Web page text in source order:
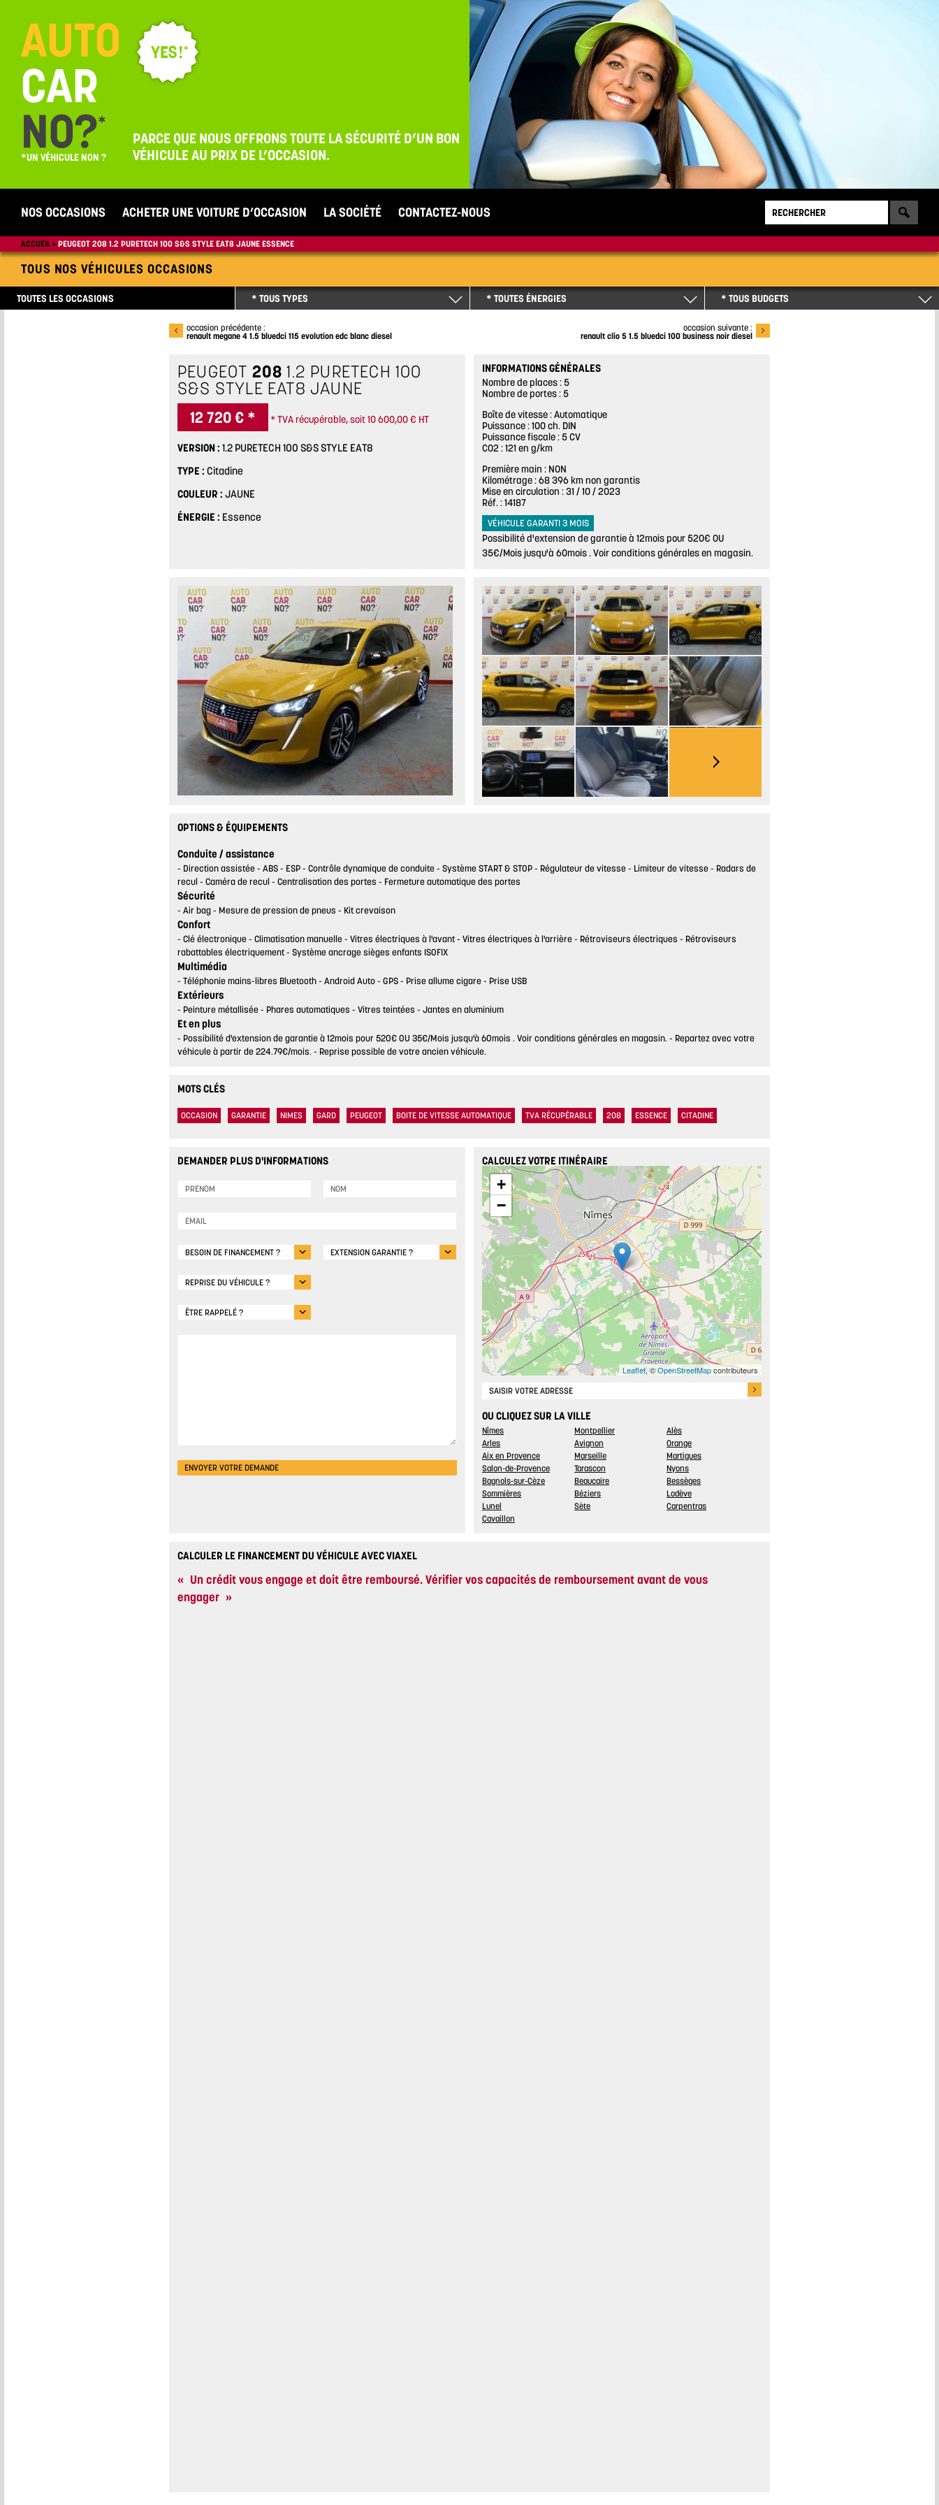
*UN VÉHICULE NON ?
PARCE QUE NOUS OFFRONS TOUTE LA SÉCURITÉ D’UN BON
VÉHICULE AU PRIX DE L’OCCASION.
NOS OCCASIONS ACHETER UNE VOITURE D’OCCASION LA SOCIÉTÉ CONTACTEZ-NOUS
ACCUEIL PEUGEOT 208 1.2 PURETECH 100 S&S STYLE EAT8 JAUNE ESSENCE
TOUS NOS VÉHICULES OCCASIONS
TOUTES LES OCCASIONS * TOUS TYPES * TOUTES ÉNERGIES * TOUS BUDGETS
occasion précédente :
renault megane 4 1.5 bluedci 115 evolution edc blanc diesel
occasion suivante :
renault clio 5 1.5 bluedci 100 business noir diesel
PEUGEOT 208 1.2 PURETECH 100
S&S STYLE EAT8 JAUNE
12 720 € * * TVA récupérable, soit 10 600,00 € HT
VERSION 1.2 PURETECH 100 S&S STYLE EAT8
TYPE
Citadine
COULEUR
JAUNE
ÉNERGIE
Essence
INFORMATIONS GÉNÉRALES
Nombre de places 5
Nombre de portes 5
Boîte de vitesse Automatique
Puissance 100 ch. DIN
Puissance fiscale 5 CV
CO2
121 en g/km
Première main
NON
Kilométrage 68 396 km non garantis
Mise en circulation
31 / 10 / 2023
Réf.
14187
VÉHICULE GARANTI 3 MOIS
Possibilité d'extension de garantie à 12mois pour 520€ OU
35€/Mois jusqu'à 60mois . Voir conditions générales en magasin.
OPTIONS & ÉQUIPEMENTS
Conduite / assistance
Direction assistée ABS ESP Contrôle dynamique de conduite Système START & STOP Régulateur de vitesse Limiteur de vitesse
Radars de
recul
Caméra de recul Centralisation des portes Fermeture automatique des portes
Sécurité
Air bag Mesure de pression de pneus Kit crevaison
Confort
Clé électronique Climatisation manuelle Vitres électriques à l'avant Vitres électriques à l'arrière Rétroviseurs électriques
Rétroviseurs
rabattables électriquement
Système ancrage sièges enfants ISOFIX
Multimédia
Téléphonie mains-libres Bluetooth Android Auto GPS Prise allume cigare Prise USB
Extérieurs
Peinture métallisée Phares automatiques Vitres teintées Jantes en aluminium
Et en plus
Possibilité d'extension de garantie à 12mois pour 520€ OU 35€/Mois jusqu'à 60mois . Voir conditions générales en magasin.
Repartez avec votre
véhicule à partir de 224.79€/mois.
Reprise possible de votre ancien véhicule.
MOTS CLÉS
OCCASION GARANTIE NIMES GARD PEUGEOT BOITE DE VITESSE AUTOMATIQUE TVA RÉCUPÉRABLE 208 ESSENCE CITADINE
DEMANDER PLUS D'INFORMATIONS
BESOIN DE FINANCEMENT ? EXTENSION GARANTIE ?
REPRISE DU VÉHICULE ?
ÊTRE RAPPELÉ ?
CALCULEZ VOTRE ITINÉRAIRE
+
−
Leaflet, ©OpenStreetMapcontributeurs
OU CLIQUEZ SUR LA VILLE
Nîmes Montpellier
Alès
Arles
Avignon
Orange
Aix en Provence
Marseille
Martigues
Salon-de-Provence
Tarascon
Nyons
Bagnols-sur-Cèze
Beaucaire
Bessèges
Sommières
Béziers
Lodève
Lunel
Sète
Carpentras
Cavaillon
CALCULER LE FINANCEMENT DU VÉHICULE AVEC VIAXEL
« Un crédit vous engage et doit être remboursé. Vérifier vos capacités de remboursement avant de vous
engager »